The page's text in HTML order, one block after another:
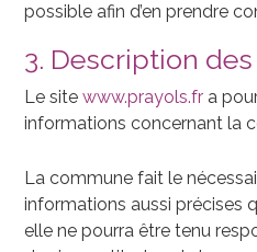
possible afin d’en prendre
3. Description
Le sitewww.prayols.fr a
informations concernant la
La commune fait le
informations aussi précises
elle ne pourra être tenu